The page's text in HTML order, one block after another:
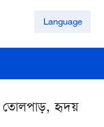
Language
তোলপাড়, হৃদয়